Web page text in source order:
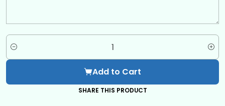
Quantity
Add to Cart
SHARE THIS PRODUCT